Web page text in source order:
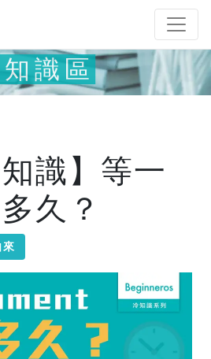
識區
知識】等一
久？
來